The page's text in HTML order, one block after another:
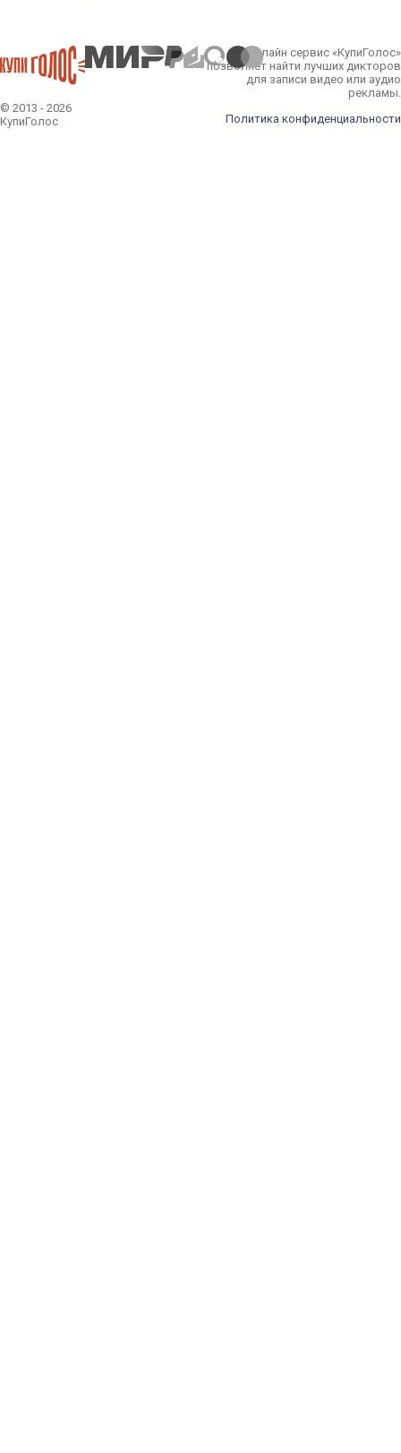
© 2013 - 2026
КупиГолос
Онлайн сервис «КупиГолос»
позволяет найти лучших дикторов
для записи видео или аудио
рекламы.
Политика конфиденциальности